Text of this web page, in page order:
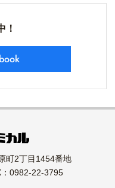
！
町2丁目1454番地
0982-22-3795